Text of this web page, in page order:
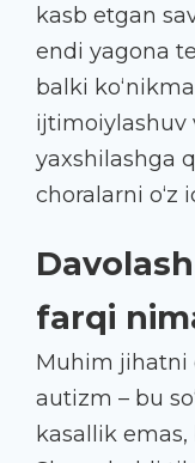
kasb etgan
endi yagona
balki
ijtimoiylashuv
yaxshilashga
choralarni o‘z
farqi
Muhim jihatni
autizm – bu
kasallik